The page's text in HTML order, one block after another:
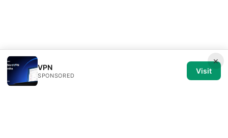
×
VPN
SPONSORED
Visit